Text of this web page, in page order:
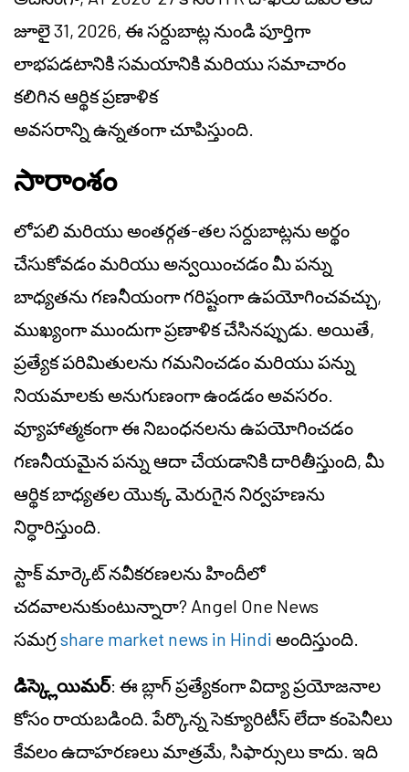
జూలై 31, 2026, ఈ సర్దుబాట్ల నుండి పూర్తిగా
లాభపడటానికి సమయానికి మరియు సమాచారం
కలిగిన ఆర్థిక ప్రణాళిక
అవసరాన్ని ఉన్నతంగా చూపిస్తుంది.
సారాంశం
లోపలి మరియు అంతర్గత-తల సర్దుబాట్లను అర్థం
చేసుకోవడం మరియు అన్వయించడం మీ పన్ను
బాధ్యతను గణనీయంగా గరిష్టంగా ఉపయోగించవచ్చు,
ముఖ్యంగా ముందుగా ప్రణాళిక చేసినప్పుడు. అయితే,
ప్రత్యేక పరిమితులను గమనించడం మరియు పన్ను
నియమాలకు అనుగుణంగా ఉండడం అవసరం.
వ్యూహాత్మకంగా ఈ నిబంధనలను ఉపయోగించడం
గణనీయమైన పన్ను ఆదా చేయడానికి దారితీస్తుంది, మీ
ఆర్థిక బాధ్యతల యొక్క మెరుగైన నిర్వహణను
నిర్ధారిస్తుంది.
స్టాక్ మార్కెట్ నవీకరణలను హిందీలో
చదవాలనుకుంటున్నారా? Angel One News
సమగ్రshare market news in Hindi అందిస్తుంది.
డిస్క్లెయిమర్: ఈ బ్లాగ్ ప్రత్యేకంగా విద్యా ప్రయోజనాల
కోసం రాయబడింది. పేర్కొన్న సెక్యూరిటీస్ లేదా కంపెనీలు
కేవలం ఉదాహరణలు మాత్రమే, సిఫార్సులు కాదు. ఇది